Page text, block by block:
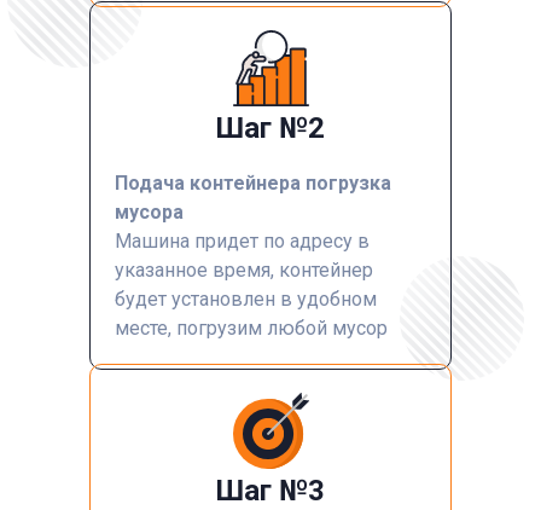
Шаг №2
Подача контейнера погрузка
мусора
Машина придет по адресу в
указанное время, контейнер
будет установлен в удобном
месте, погрузим любой мусор
Шаг №3